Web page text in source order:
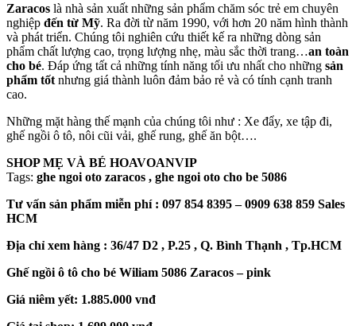
Zaracos là nhà sản xuất những sản phẩm chăm sóc trẻ em chuyên
nghiệp đến từ Mỹ. Ra đời từ năm 1990, với hơn 20 năm hình thành
và phát triển. Chúng tôi nghiên cứu thiết kế ra những dòng sản
phẩm chất lượng cao, trọng lượng nhẹ, màu sắc thời trang…an toàn
cho bé. Đáp ứng tất cả những tính năng tối ưu nhất cho những sản
phẩm tốt nhưng giá thành luôn đảm bảo rẻ và có tính cạnh tranh
cao.
Những mặt hàng thế mạnh của chúng tôi như : Xe đẩy, xe tập đi,
ghế ngồi ô tô, nôi cũi vải, ghế rung, ghế ăn bột….
SHOP MẸ VÀ BÉ HOAVOANVIP
Tags: ghe ngoi oto zaracos , ghe ngoi oto cho be 5086
Tư vấn sản phẩm miễn phí : 097 854 8395 – 0909 638 859 Sales
HCM
Địa chỉ xem hàng : 36/47 D2 , P.25 , Q. Bình Thạnh , Tp.HCM
Ghế ngồi ô tô cho bé Wiliam 5086 Zaracos – pink
Giá niêm yết: 1.885.000 vnđ